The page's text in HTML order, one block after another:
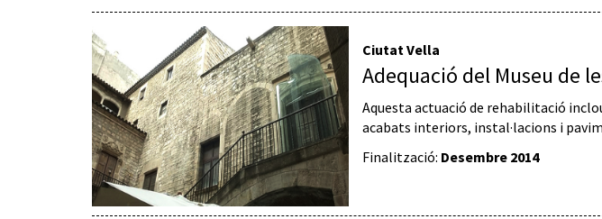
Ciutat Vella
Adequació del Museu de
Aquesta actuació de rehabilitació
acabats interiors, instal·lacions i
Finalització: Desembre 2014